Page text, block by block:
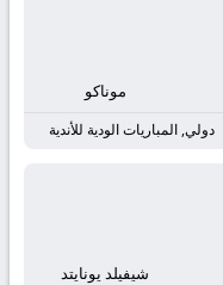
موناكو
دولي, المباريات الودية للأندية
شيفيلد يونايتد